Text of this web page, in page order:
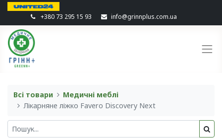
+380 73 295 15 93 info@grinnplus.com.ua
Всі товари
Медичні меблі
Лікарняне ліжко Favero Discovery Next